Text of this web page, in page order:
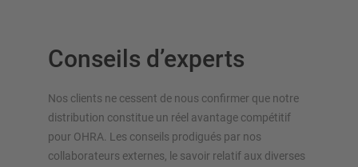
Conseils d’experts
Nos clients ne cessent de nous confirmer que notre
distribution constitue un réel avantage compétitif
pour OHRA. Les conseils prodigués par nos
collaborateurs externes, le savoir relatif aux diverses